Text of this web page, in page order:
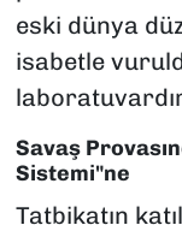
eski dünya
isabetle
Savaş
Sistemi"ne
Tatbikatın